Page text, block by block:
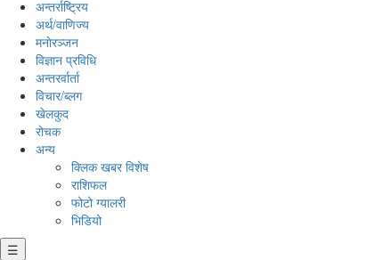
अन्तर्राष्ट्रिय
अर्थ/वाणिज्य
मनाेरञ्जन
विज्ञान प्रविधि
अन्तरर्वार्ता
विचार/ब्लग
खेलकुद
रोचक
अन्य
क्लिक खबर विशेष
राशिफल
फोटो ग्यालरी
भिडियो
☰